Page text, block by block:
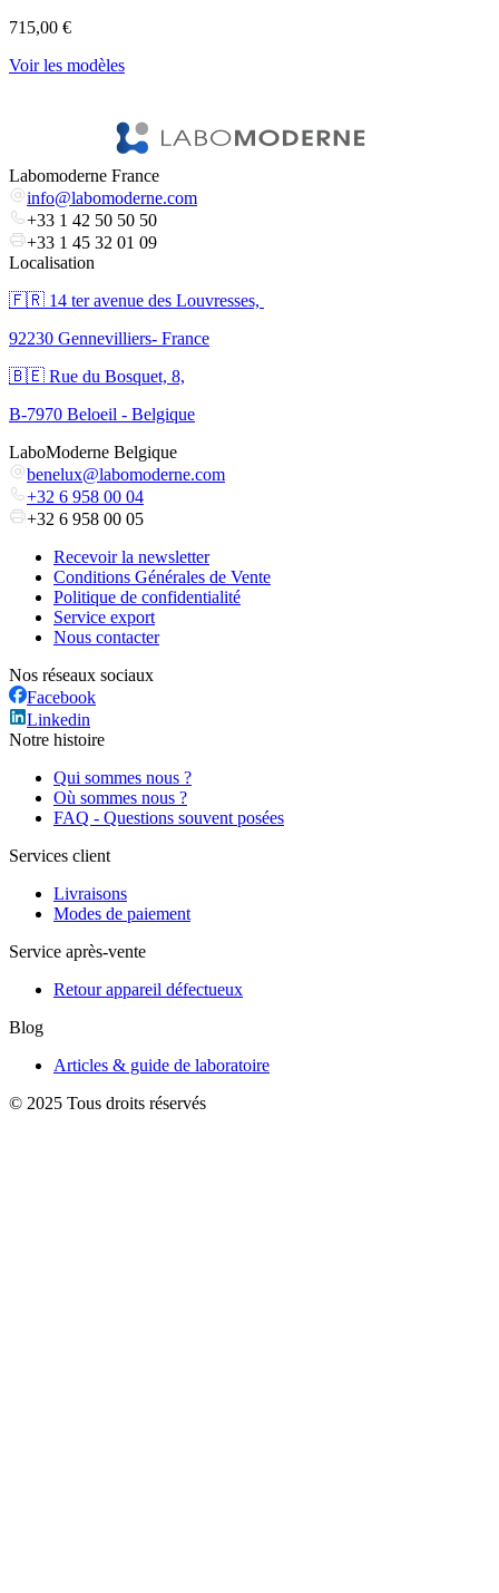
715,00 €
Voir les modèles
Labomoderne France
info@labomoderne.com
+33 1 42 50 50 50
+33 1 45 32 01 09
Localisation
🇫🇷 ​14 ter avenue des Louvresses,
92230 Gennevilliers- France
🇧🇪 Rue du Bosquet, 8,
B-7970 Beloeil - Belgique
LaboModerne Belgique
benelux@labomoderne.com
+32 6 958 00 04
+32 6 958 00 05
Recevoir la newsletter
Conditions Générales de Vente
Politique de confidentialité
Service export
Nous contacter
Nos réseaux sociaux
Facebook
Linkedin
Notre histoire
Qui sommes nous ?
Où sommes nous ?
FAQ - Questions souvent posées
Services client
Livraisons
Modes de paiement
Service après-vente
Retour appareil défectueux
Blog
Articles & guide de laboratoire
© 2025 Tous droits réservés